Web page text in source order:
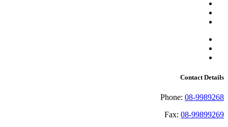
Contact Details
Phone: 08-9989268
Fax: 08-99899269